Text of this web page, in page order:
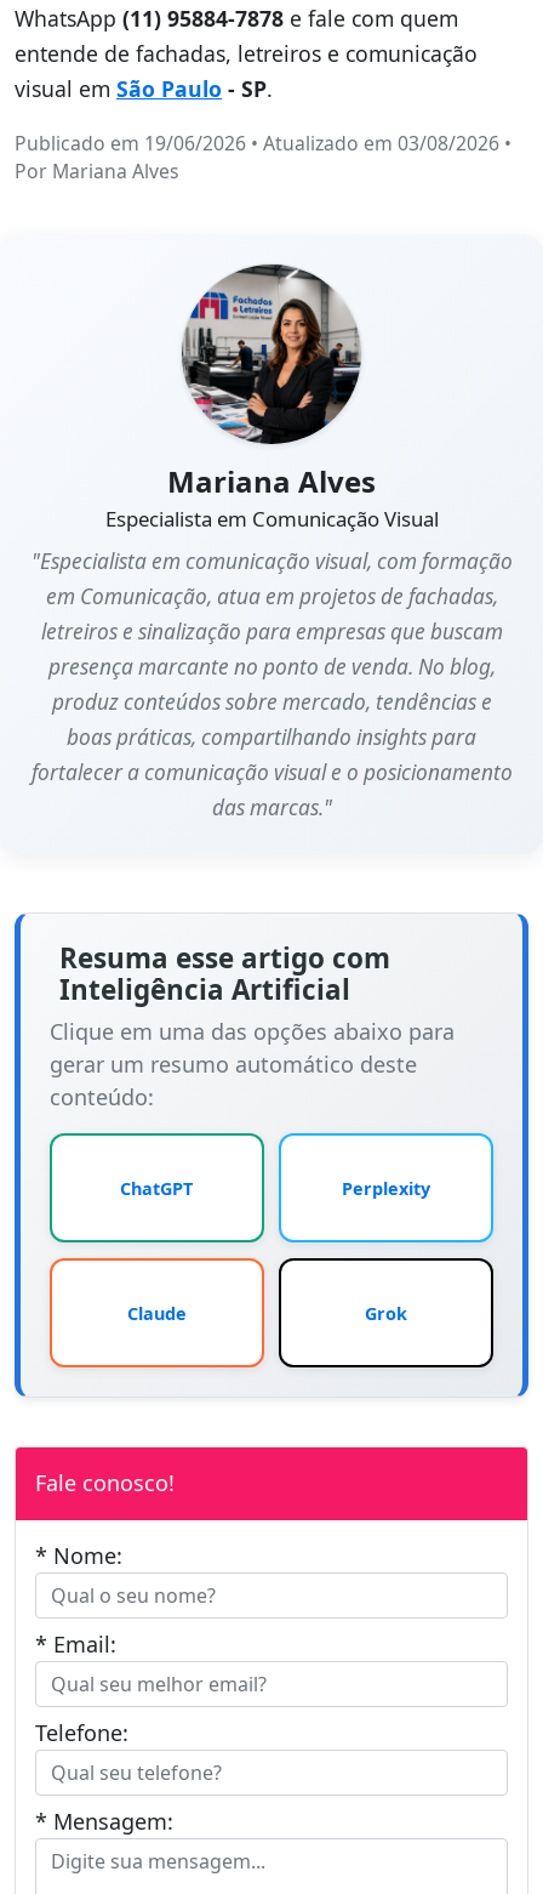
WhatsApp (11) 95884-7878 e fale com quem
entende de fachadas, letreiros e comunicação
visual em São Paulo - SP.
Publicado em 19/06/2026 • Atualizado em 03/08/2026 •
Por Mariana Alves
Mariana Alves
Especialista em Comunicação Visual
"Especialista em comunicação visual, com formação
em Comunicação, atua em projetos de fachadas,
letreiros e sinalização para empresas que buscam
presença marcante no ponto de venda. No blog,
produz conteúdos sobre mercado, tendências e
boas práticas, compartilhando insights para
fortalecer a comunicação visual e o posicionamento
das marcas."
Resuma esse artigo com
Inteligência Artificial
Clique em uma das opções abaixo para
gerar um resumo automático deste
conteúdo:
ChatGPT Perplexity
Claude Grok
Fale conosco!
* Nome:
* Email:
Telefone:
* Mensagem: